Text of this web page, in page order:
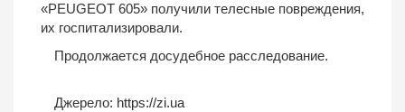
«PEUGEOT 605» получили телесные повреждения,
их госпитализировали.
Продолжается досудебное расследование.
Джерело: https://zi.ua